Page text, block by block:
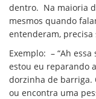
dentro. Na maioria
mesmos quando
entenderam,
Exemplo: – “Ah essa
estou eu reparando
dorzinha de barriga.
ou encontra uma